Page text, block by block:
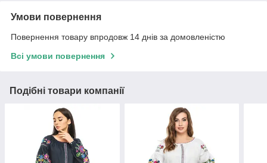
Умови повернення
Повернення товару впродовж 14 днів за домовленістю
Всі умови повернення
Подібні товари компанії